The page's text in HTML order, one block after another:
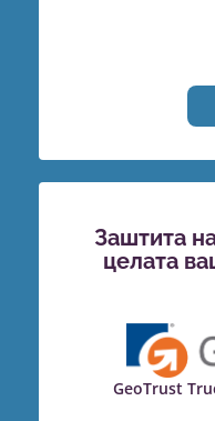
Заштита
целата
GeoTrust